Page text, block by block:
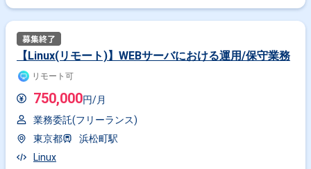
【Linux(リモート)】WEBサーバにおける運用/保守業務
リモート可
750,000円/月
業務委託(フリーランス)
東京都
浜松町駅
Linux